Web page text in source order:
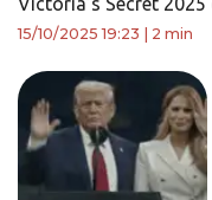
15/10/2025 19:23 2 min